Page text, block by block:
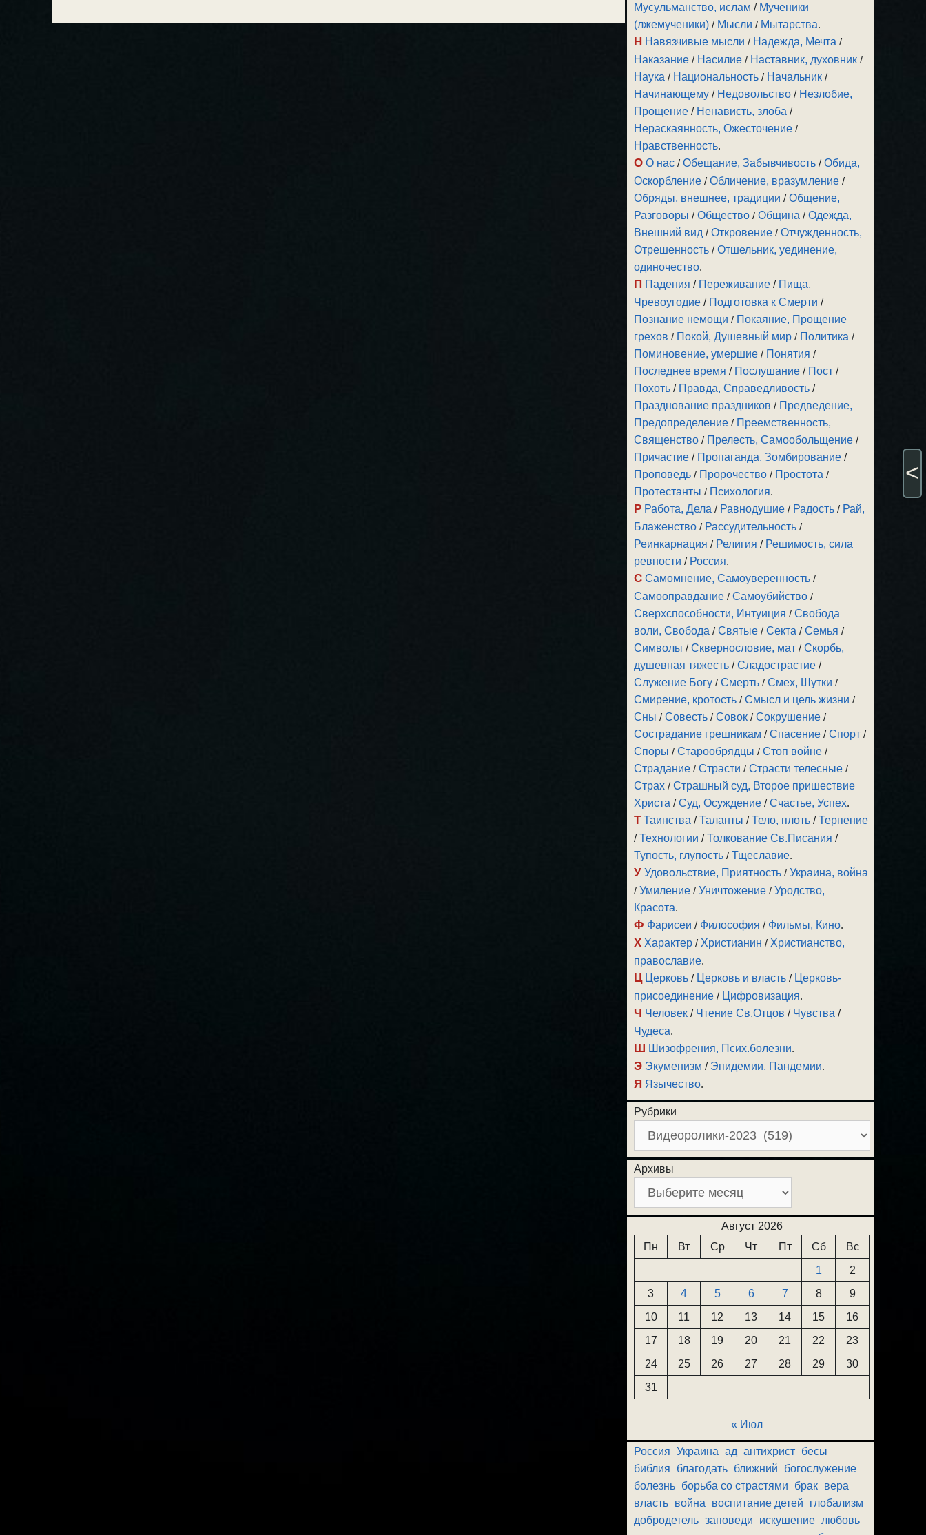
Мусульманство, ислам / Мученики
(лжемученики) / Мысли / Мытарства.
Н Навязчивые мысли / Надежда, Мечта /
Наказание / Насилие / Наставник, духовник /
Наука / Национальность / Начальник /
Начинающему / Недовольство / Незлобие,
Прощение / Ненависть, злоба /
Нераскаянность, Ожесточение /
Нравственность.
О О нас /Обещание, Забывчивость /Обида,
Оскорбление /Обличение, вразумление /
Обряды, внешнее, традиции /Общение,
Разговоры /Общество /Община /Одежда,
Внешний вид /Откровение /Отчужденность,
Отрешенность /Отшельник, уединение,
одиночество.
П Падения / Переживание / Пища,
Чревоугодие / Подготовка к Смерти /
Познание немощи / Покаяние, Прощение
грехов / Покой, Душевный мир / Политика /
Поминовение, умершие / Понятия /
Последнее время / Послушание / Пост /
Похоть / Правда, Справедливость /
Празднование праздников / Предведение,
Предопределение / Преемственность,
Священство / Прелесть, Самообольщение /
Причастие / Пропаганда, Зомбирование /
Проповедь / Пророчество / Простота /
Протестанты / Психология.
Р Работа, Дела / Равнодушие / Радость / Рай,
Блаженство / Рассудительность /
Реинкарнация / Религия / Решимость, сила
ревности / Россия.
С Самомнение, Самоуверенность /
Самооправдание /Самоубийство /
Сверхспособности, Интуиция /Свобода
воли, Свобода /Святые /Секта /Семья /
Символы /Сквернословие, мат /Скорбь,
душевная тяжесть /Сладострастие /
Служение Богу /Смерть /Смех, Шутки /
Смирение, кротость /Смысл и цель жизни /
Сны /Совесть /Совок /Сокрушение /
Сострадание грешникам /Спасение /Спорт /
Споры /Старообрядцы /Стоп войне /
Страдание /Страсти /Страсти телесные /
Страх /Страшный суд, Второе пришествие
Христа /Суд, Осуждение /Счастье, Успех.
Т Таинства /Таланты /Тело, плоть /Терпение
/Технологии /Толкование Св.Писания /
Тупость, глупость /Тщеславие.
У Удовольствие, Приятность /Украина, война
/Умиление /Уничтожение /Уродство,
Красота.
Ф Фарисеи / Философия / Фильмы, Кино.
Х Характер / Христианин / Христианство,
православие.
Ц Церковь / Церковь и власть / Церковь-
присоединение / Цифровизация.
Ч Человек / Чтение Св.Отцов / Чувства /
Чудеса.
Ш Шизофрения, Псих.болезни.
Э Экуменизм / Эпидемии, Пандемии.
Я Язычество.
Рубрики
Архивы
Август 2026
Пн
Вт Ср Чт Пт Сб
Вс
1
2
3
4 5 6 7 8
9
10
11 12 13 14 15
16
17
18 19 20 21 22
23
24
25 26 27 28 29
30
31
« Июл
Россия Украина ад антихрист бесы
библия
благодать ближний
богослужение
болезнь борьба со страстями брак вера
власть война воспитание детей
глобализм
добродетель заповеди искушение любовь
<